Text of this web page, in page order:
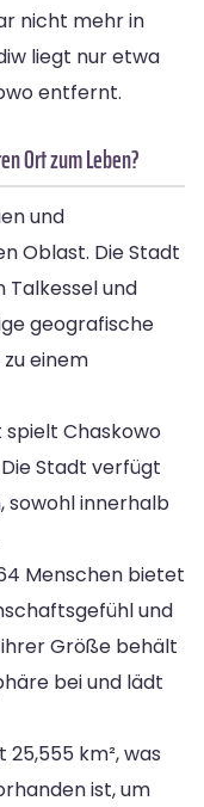
nicht mehr in
liegt nur etwa
entfernt.
Ort zum Leben?
und
Oblast. Die Stadt
Talkessel und
geografische
einem
Chaskowo
Stadt verfügt
sowohl innerhalb
Menschen bietet
und
Größe behält
bei und lädt
km², was
ist, um